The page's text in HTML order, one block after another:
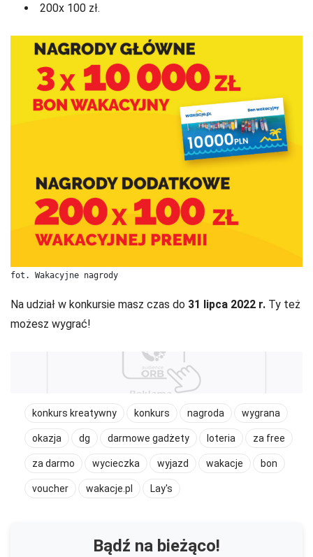
200x 100 zł.
fot. Wakacyjne nagrody
Na udział w konkursie masz czas do 31 lipca 2022 r. Ty też
możesz wygrać!
konkurs kreatywny konkurs nagroda wygrana
okazja dg darmowe gadżety loteria za free
za darmo wycieczka wyjazd wakacje bon
voucher wakacje.pl Lay's
Bądź na bieżąco!